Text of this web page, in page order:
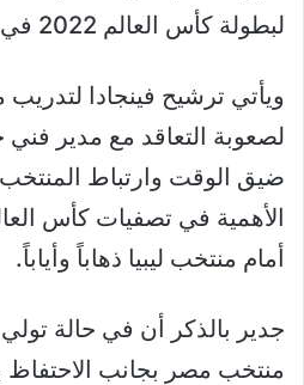
لبطولة كأس العالم 2022 في قطر.
ويأتي ترشيح فينجادا لتدريب
لصعوبة التعاقد مع مدير
ضيق الوقت وارتباط
الأهمية في تصفيات كأس
أمام منتخب ليبيا ذهاباً وأياباً.
جدير بالذكر أن في حالة
منتخب مصر بجانب الاحتفاظ